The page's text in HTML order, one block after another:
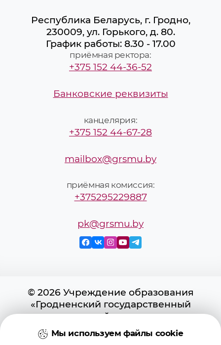
Республика Беларусь, г. Гродно,
230009, ул. Горького, д. 80.
График работы: 8.30 - 17.00
приёмная ректора:
+375 152 44-36-52
Банковские реквизиты
канцелярия:
+375 152 44-67-28
mailbox@grsmu.by
приёмная комиссия:
+375295229887
pk@grsmu.by
© 2026 Учреждение образования
«Гродненский государственный
медицинский университет»
Регистрационное свидетельство №
Мы используем файлы cookie